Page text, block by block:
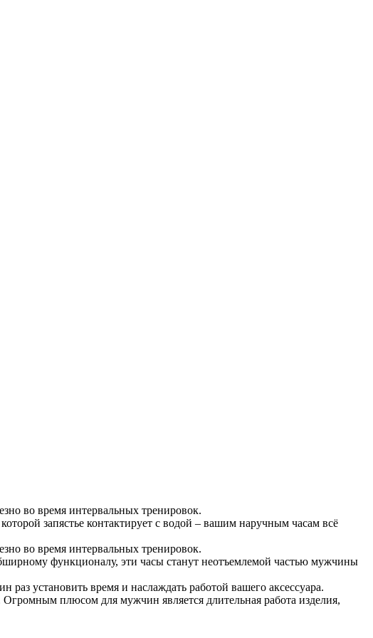
во время интервальных тренировок.
запястье контактирует с водой – вашим наручным часам всё
во время интервальных тренировок.
функционалу, эти часы станут неотъемлемой частью мужчины
установить время и наслаждать работой вашего аксессуара.
плюсом для мужчин является длительная работа изделия,